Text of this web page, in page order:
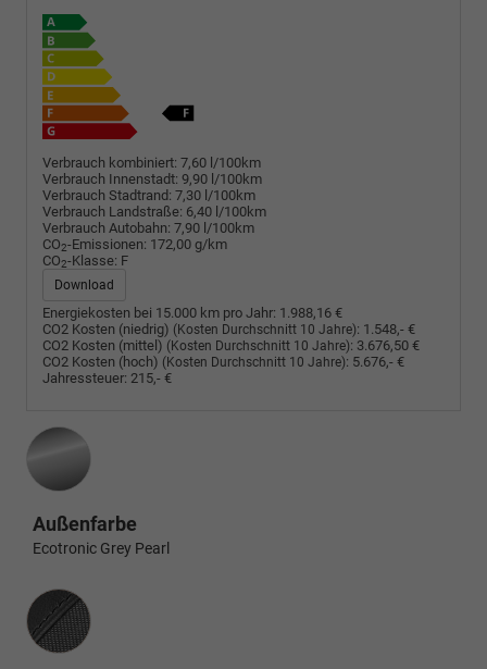
Verbrauch kombiniert: 7,60 l/100km
Verbrauch Innenstadt: 9,90 l/100km
Verbrauch Stadtrand: 7,30 l/100km
Verbrauch Landstraße: 6,40 l/100km
Verbrauch Autobahn: 7,90 l/100km
CO2-Emissionen: 172,00 g/km
CO2-Klasse: F
Download
Energiekosten bei 15.000 km pro Jahr: 1.988,16 €
CO2 Kosten (niedrig) (Kosten Durchschnitt 10 Jahre): 1.548,- €
CO2 Kosten (mittel) (Kosten Durchschnitt 10 Jahre): 3.676,50 €
CO2 Kosten (hoch) (Kosten Durchschnitt 10 Jahre): 5.676,- €
Jahressteuer: 215,- €
Außenfarbe
Ecotronic Grey Pearl
Innenausstattung